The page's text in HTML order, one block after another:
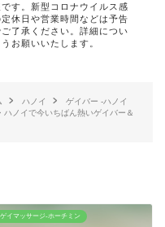
す。新型コロナウイルス感
休日や営業時間などは予告
了承ください。詳細につい
お願いいたします。
ハノイ
ゲイバー -ハノイ
ハノイで今いちばん熱いゲイバー＆
ゲイマッサージ-ホーチミン